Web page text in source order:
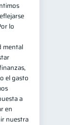
lo
mental
el gasto
a
en
nuestra